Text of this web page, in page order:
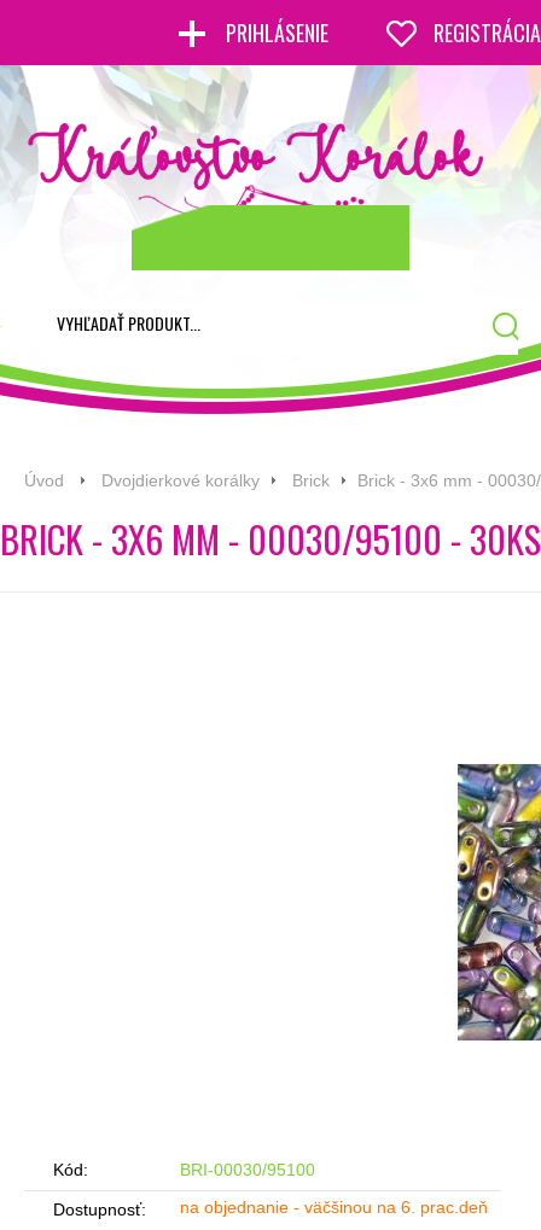
PRIHLÁSENIE REGISTRÁCIA
Úvod Dvojdierkové korálky Brick Brick - 3x6 mm -
BRICK - 3X6 MM - 00030/95100 - 30KS
Kód: BRI-00030/95100
Dostupnosť: na objednanie - väčšinou na 6. prac.deň